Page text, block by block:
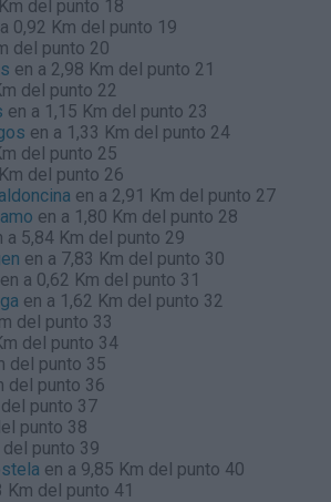
del punto 18
0,92 Km del punto 19
del punto 20
en a 2,98 Km del punto 21
del punto 22
en a 1,15 Km del punto 23
en a 1,33 Km del punto 24
del punto 25
del punto 26
en a 2,91 Km del punto 27
en a 1,80 Km del punto 28
a 5,84 Km del punto 29
en a 7,83 Km del punto 30
en a 0,62 Km del punto 31
en a 1,62 Km del punto 32
del punto 33
del punto 34
del punto 35
del punto 36
punto 37
punto 38
del punto 39
en a 9,85 Km del punto 40
Km del punto 41